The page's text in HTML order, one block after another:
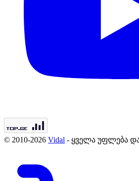
© 2010-2026 Vidal - ყველა უფლება